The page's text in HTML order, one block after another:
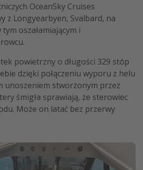
porady podróżnicze
OceanSky Cruises
z Longyearbyen, Svalbard, na
oszałamiającym i
powietrzny o długości 329 stóp
dzięki połączeniu wyporu z helu
unoszeniem stworzonym przez
śmigła sprawiają, że sterowiec
Może on latać bez przerwy